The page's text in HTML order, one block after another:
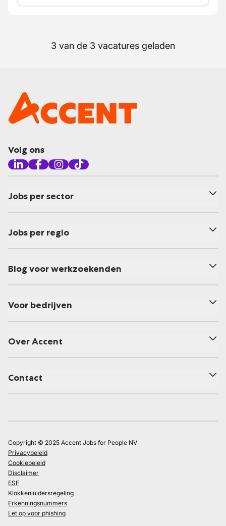
3 van de 3 vacatures geladen
Volg ons
Jobs per sector
Jobs per regio
Blog voor werkzoekenden
Voor bedrijven
Over Accent
Contact
Copyright © 2025 Accent Jobs for People NV
Privacybeleid
Cookiebeleid
Disclaimer
ESF
Klokkenluidersregeling
Erkenningsnummers
Let op voor phishing